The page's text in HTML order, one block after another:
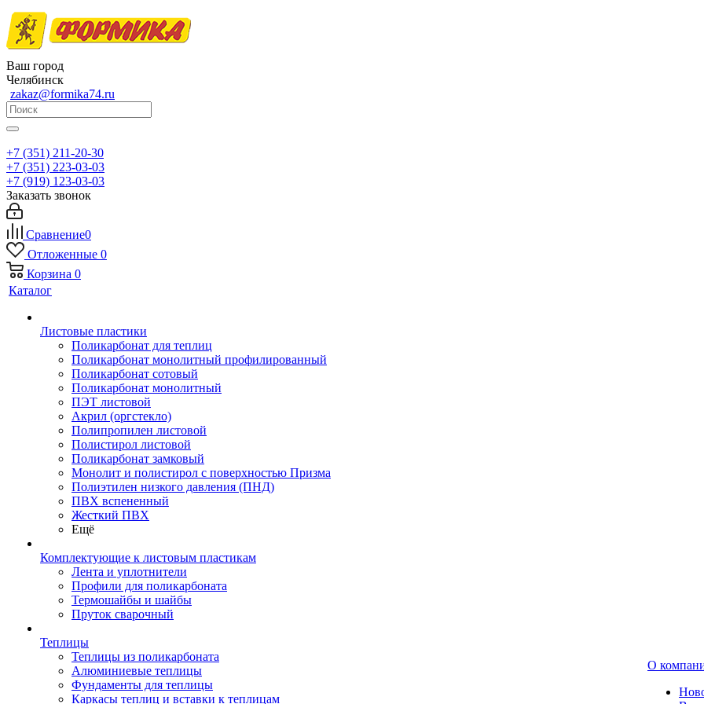
Ваш город
Челябинск
zakaz@formika74.ru
+7 (351) 211-20-30
+7 (351) 223-03-03
+7 (919) 123-03-03
Заказать звонок
Сравнение0
Отложенные 0
Корзина 0
Каталог
Листовые пластики
Поликарбонат для теплиц
Поликарбонат монолитный профилированный
Поликарбонат сотовый
Поликарбонат монолитный
ПЭТ листовой
Акрил (оргстекло)
Полипропилен листовой
Полистирол листовой
Поликарбонат замковый
Монолит и полистирол с поверхностью Призма
Полиэтилен низкого давления (ПНД)
ПВХ вспененный
Жесткий ПВХ
Ещё
Комплектующие к листовым пластикам
Лента и уплотнители
Профили для поликарбоната
Термошайбы и шайбы
Пруток сварочный
Теплицы
Теплицы из поликарбоната
Алюминиевые теплицы
Фундаменты для теплицы
Каркасы теплиц и вставки к теплицам
О